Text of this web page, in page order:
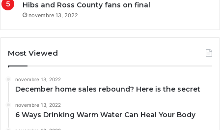
Hibs and Ross County fans on final
novembre 13, 2022
Most Viewed
novembre 13, 2022
December home sales rebound? Here is the secret
novembre 13, 2022
6 Ways Drinking Warm Water Can Heal Your Body